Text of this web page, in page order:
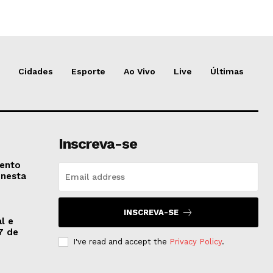
Cidades Esporte Ao Vivo Live Últimas
e
de
Inscreva-se
INSCREVA-SE
I've read and accept the Privacy Policy.